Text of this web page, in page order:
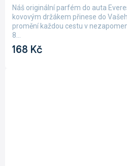
168 Kč
Náš originální parfém do auta
kovovým držákem přinese do
promění každou cestu v
8...